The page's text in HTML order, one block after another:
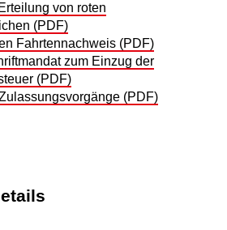
von roten
(PDF)
Fahrtennachweis (PDF)
zum Einzug der
(PDF)
(PDF)